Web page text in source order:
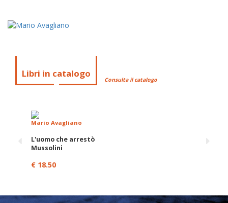
Libri in catalogo
Consulta il catalogo
Mario Avagliano
L'uomo che arrestò
Mussolini
€ 18.50